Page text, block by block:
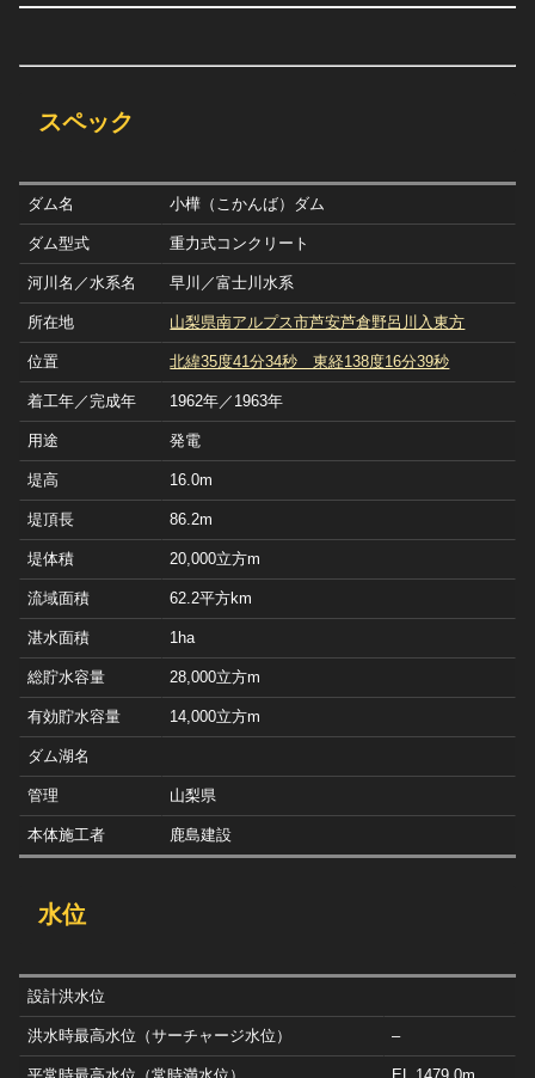
スペック
ダム名 小樺（こかんば）ダム
ダム型式 重力式コンクリート
河川名／水系名 早川／富士川水系
所在地 山梨県南アルプス市芦安芦倉野呂川入東方
位置 北緯35度41分34秒 東経138度16分39秒
着工年／完成年 1962年／1963年
用途 発電
堤高 16.0m
堤頂長 86.2m
堤体積 20,000立方m
流域面積 62.2平方km
湛水面積 1ha
総貯水容量 28,000立方m
有効貯水容量 14,000立方m
ダム湖名
管理 山梨県
本体施工者 鹿島建設
水位
設計洪水位
洪水時最高水位（サーチャージ水位） –